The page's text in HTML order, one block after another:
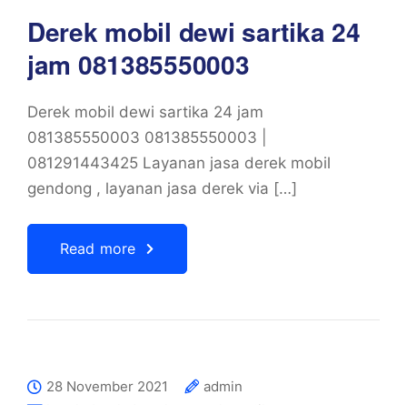
Derek mobil dewi sartika 24
jam 081385550003
Derek mobil dewi sartika 24 jam
081385550003 081385550003 |
081291443425 Layanan jasa derek mobil
gendong , layanan jasa derek via […]
Read more
28 November 2021
admin